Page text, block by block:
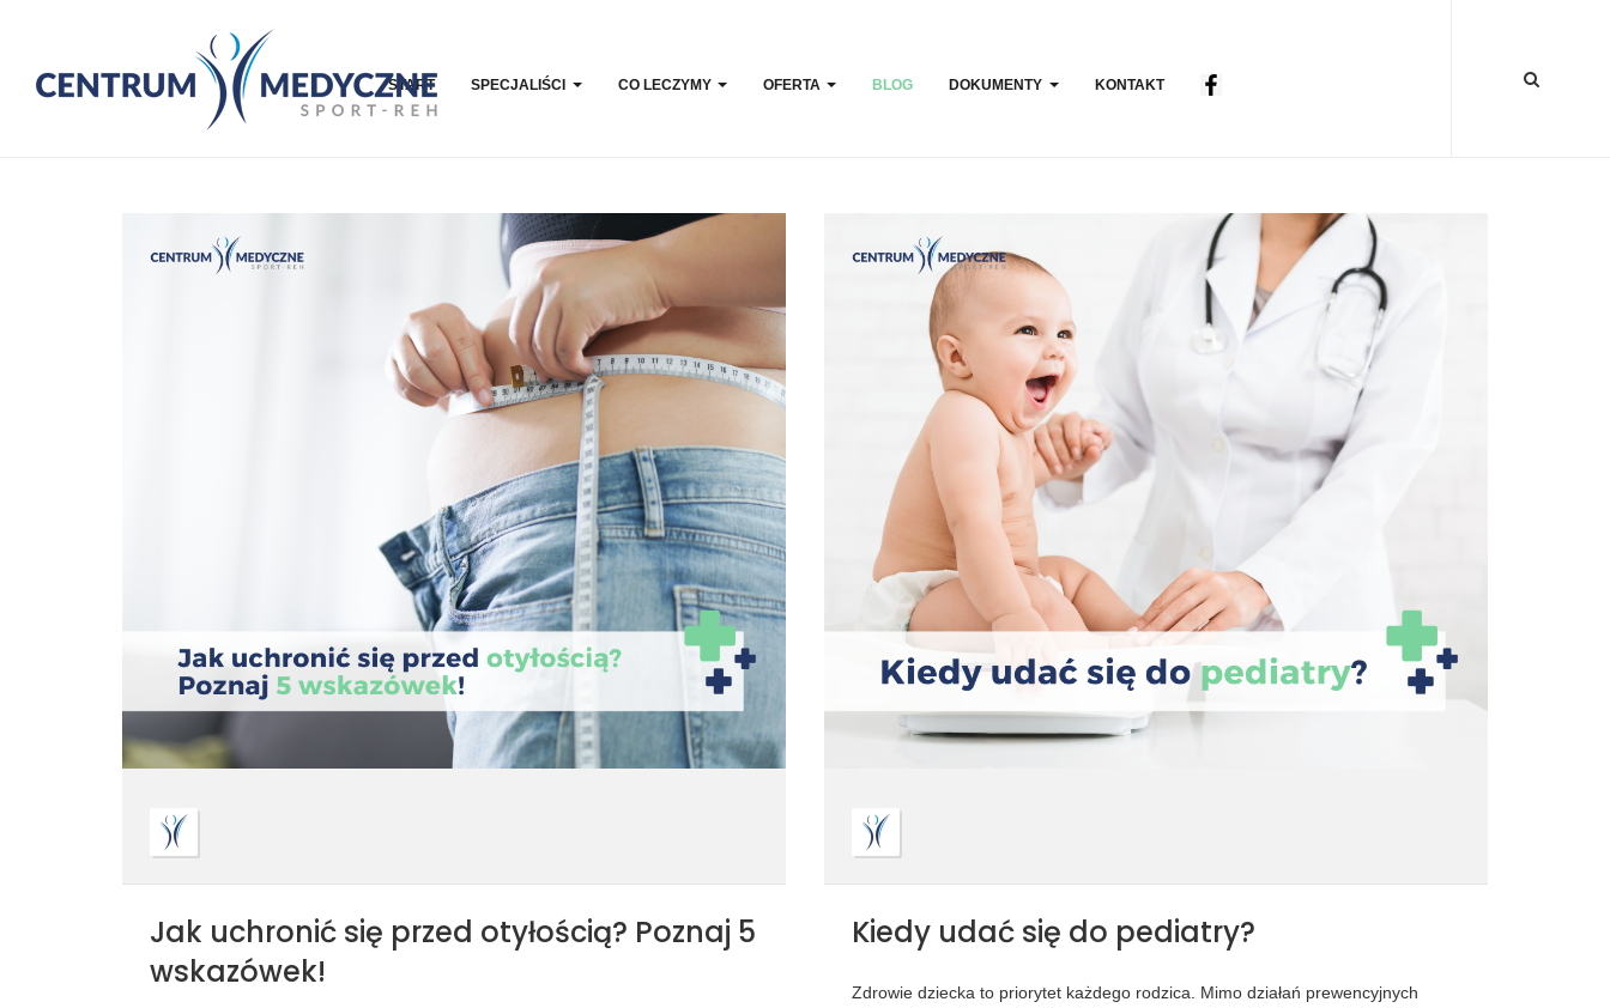
START SPECJALIŚCI CO LECZYMY OFERTA BLOG DOKUMENTY KONTAKT
Jak uchronić się przed otyłością? Poznaj 5
wskazówek!
Kiedy udać się do pediatry?
Zdrowie dziecka to priorytet każdego rodzica. Mimo działań prewencyjnych